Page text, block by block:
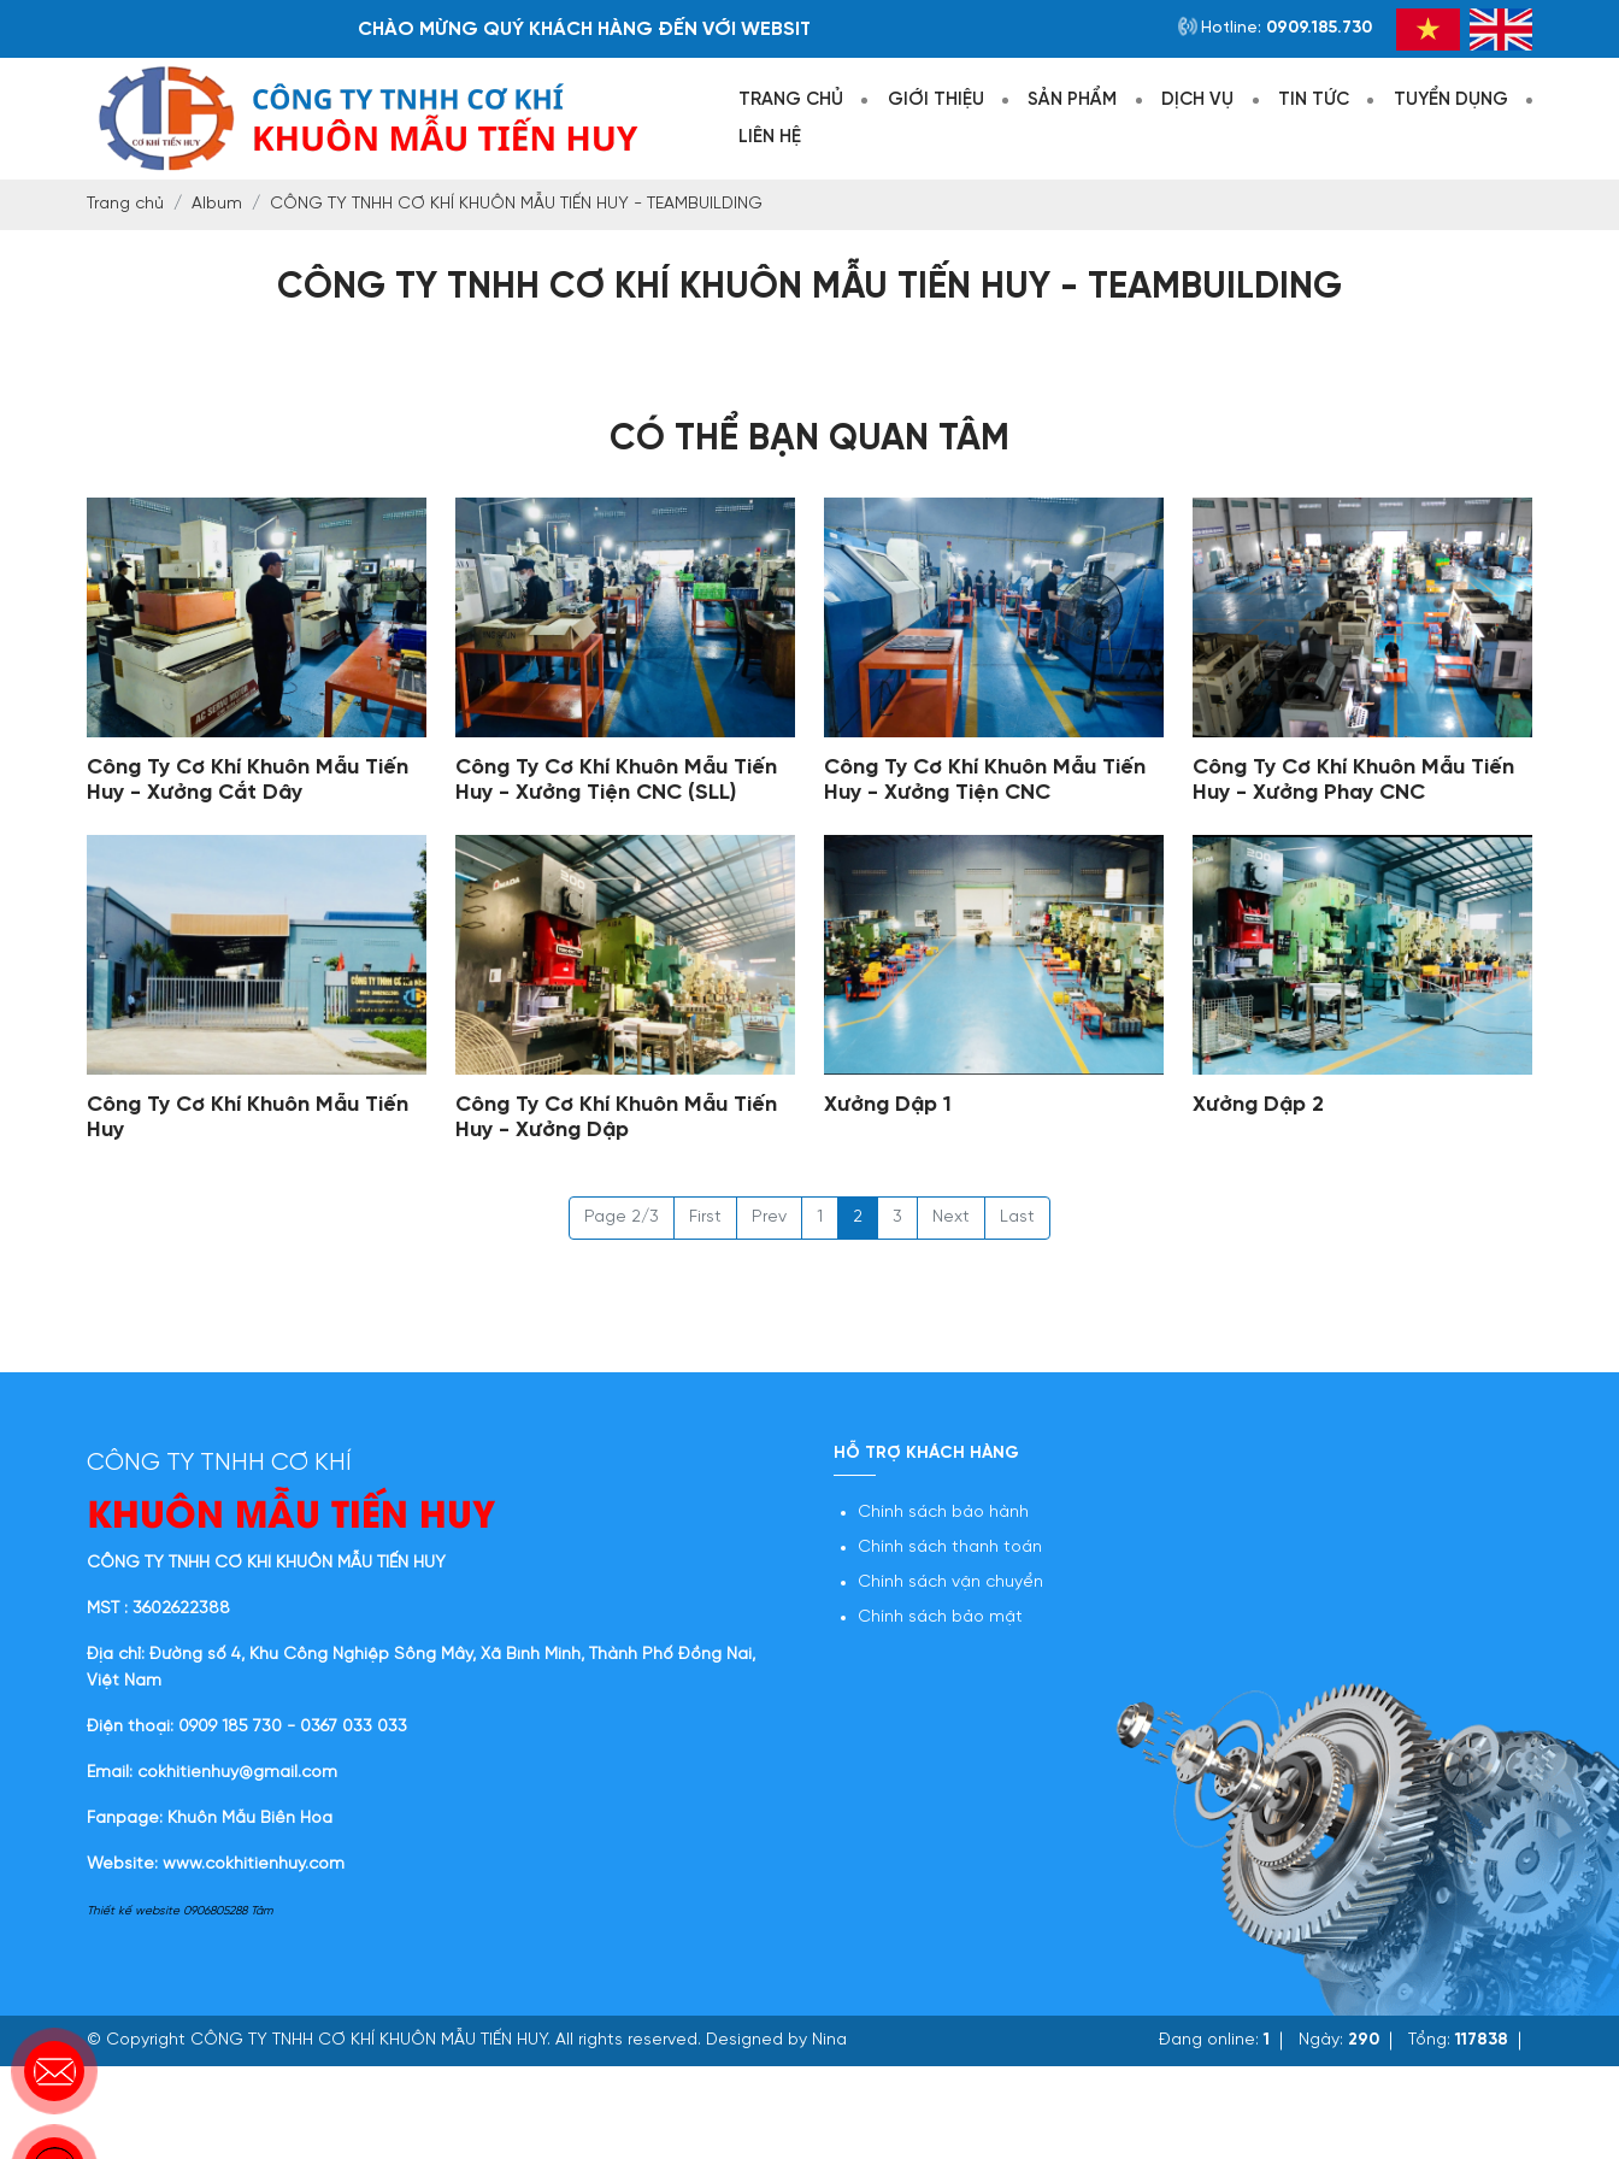
CHÀO MỪNG QUÝ KHÁCH HÀNG ĐẾN VỚI WEBSITE CÔNG TY TNHH CƠ KHÍ KHUÔN MẪU TIẾN HUY Hotline: 0909.185.730
TRANG CHỦ GIỚI THIỆU SẢN PHẨM DỊCH VỤ TIN TỨC
TUYỂN DỤNG
LIÊN HỆ
Trang chủ Album CÔNG TY TNHH CƠ KHÍ KHUÔN MẪU TIẾN HUY - TEAMBUILDING
CÔNG TY TNHH CƠ KHÍ KHUÔN MẪU TIẾN HUY - TEAMBUILDING
CÓ THỂ BẠN QUAN TÂM
Công Ty Cơ Khí Khuôn Mẫu Tiến
Huy - Xưởng Cắt Dây
Công Ty Cơ Khí Khuôn Mẫu Tiến
Huy - Xưởng Tiện CNC (SLL)
Công Ty Cơ Khí Khuôn Mẫu Tiến
Huy - Xưởng Tiện CNC
Công Ty Cơ Khí Khuôn Mẫu Tiến
Huy - Xưởng Phay CNC
Công Ty Cơ Khí Khuôn Mẫu Tiến
Huy
Công Ty Cơ Khí Khuôn Mẫu Tiến
Huy - Xưởng Dập
Xưởng Dập 1 Xưởng Dập 2
Page 2/3 First Prev 1 2 3 Next Last
CÔNG TY TNHH CƠ KHÍ
KHUÔN MẪU TIẾN HUY
CÔNG TY TNHH CƠ KHÍ KHUÔN MẪU TIẾN HUY
MST : 3602622388
Địa chỉ: Đường số 4, Khu Công Nghiệp Sông Mây, Xã Bình Minh, Thành Phố Đồng Nai,
Việt Nam
Điện thoại: 0909 185 730 - 0367 033 033
Email: cokhitienhuy@gmail.com
Fanpage: Khuôn Mẫu Biên Hòa
Website: www.cokhitienhuy.com
Thiết kế website 0906805288 Tâm
HỖ TRỢ KHÁCH HÀNG
Chính sách bảo hành
Chính sách thanh toán
Chính sách vận chuyển
Chính sách bảo mật
© Copyright CÔNG TY TNHH CƠ KHÍ KHUÔN MẪU TIẾN HUY. All rights reserved. Designed by Nina Đang online:1 Ngày: 290 Tổng:117838